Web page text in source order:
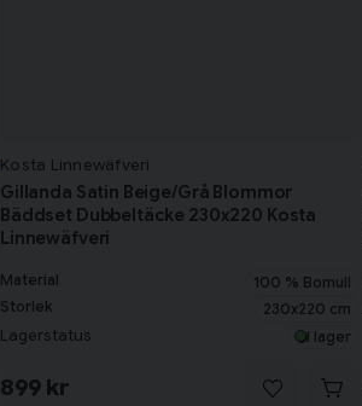
Kosta Linnewäfveri
Gillanda Satin Beige/Grå Blommor
Bäddset Dubbeltäcke 230x220 Kosta
Linnewäfveri
Material
100 % Bomull
Storlek
230x220 cm
Lagerstatus I lager
899 kr